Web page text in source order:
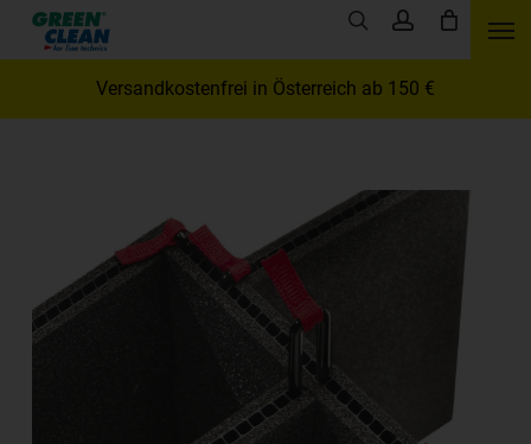
Versandkostenfrei in Österreich ab 150 €
Skip
search account